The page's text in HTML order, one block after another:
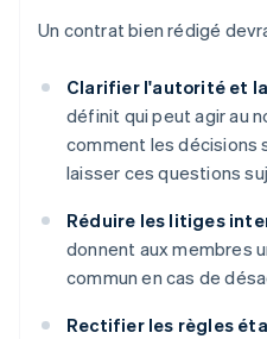
Un contrat bien rédigé
Clarifier l'autorité et
définit qui peut agir au
comment les décisions
laisser ces questions
Réduire les litiges
donnent aux membres
commun en cas de
Rectifier les règles